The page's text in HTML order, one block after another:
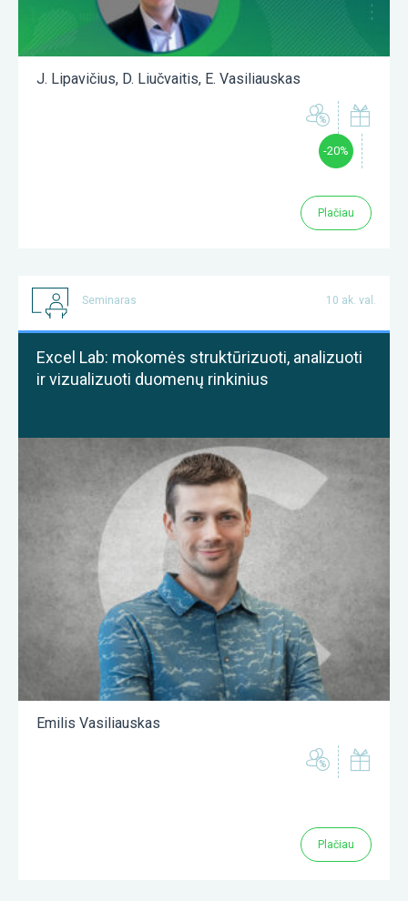
J. Lipavičius, D. Liučvaitis, E. Vasiliauskas
-20%
Plačiau
Seminaras 10 ak. val.
Excel Lab: mokomės struktūrizuoti, analizuoti
ir vizualizuoti duomenų rinkinius
Emilis Vasiliauskas
Plačiau